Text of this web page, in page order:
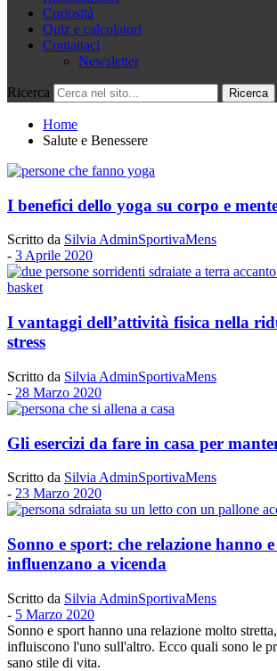
Curiosità
Quiz e calcolatori
Contattaci
Newsletter
Ricerca
Home
Salute e Benessere
I benefici dello yoga su corpo e
Scritto da Silvia AdminSportivaMens
- 3 Aprile 2020
I vantaggi dell’attività fisica nella
stress
Scritto da Silvia AdminSportivaMens
- 28 Marzo 2020
Gli esercizi da fare in casa per
Scritto da Silvia AdminSportivaMens
- 23 Marzo 2020
Sonno e sport: che relazione hanno e
influenzano a vicenda
Scritto da Silvia AdminSportivaMens
- 5 Marzo 2020
Sonno e sport hanno una relazione molto
influiscono l'uno sull'altro. Ecco quali sono le
sano stile di vita.